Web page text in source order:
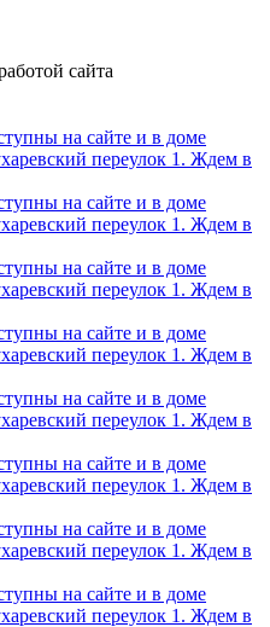
сайта
на сайте и в доме
переулок 1. Ждем в
на сайте и в доме
переулок 1. Ждем в
на сайте и в доме
переулок 1. Ждем в
на сайте и в доме
переулок 1. Ждем в
на сайте и в доме
переулок 1. Ждем в
на сайте и в доме
переулок 1. Ждем в
на сайте и в доме
переулок 1. Ждем в
на сайте и в доме
переулок 1. Ждем в